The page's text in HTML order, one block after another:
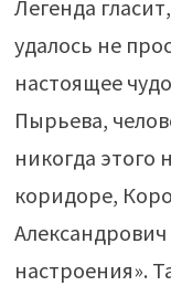
Легенда
удалось не
настоящее
Пырьева,
никогда этого
коридоре,
настроения».